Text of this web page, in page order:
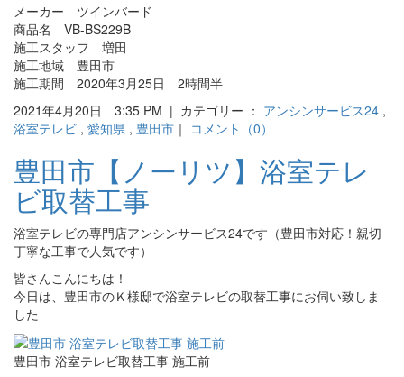
メーカー ツインバード
商品名 VB-BS229B
施工スタッフ 増田
施工地域 豊田市
施工期間 2020年3月25日 2時間半
2021年4月20日 3:35 PM | カテゴリー ： アンシンサービス24 ,
浴室テレビ , 愛知県 , 豊田市 ｜ コメント（0）
豊田市【ノーリツ】浴室テレ
ビ取替工事
浴室テレビの専門店アンシンサービス24です（豊田市対応！親切
丁寧な工事で人気です）
皆さんこんにちは！
今日は、豊田市のＫ様邸で浴室テレビの取替工事にお伺い致しま
した
豊田市 浴室テレビ取替工事 施工前